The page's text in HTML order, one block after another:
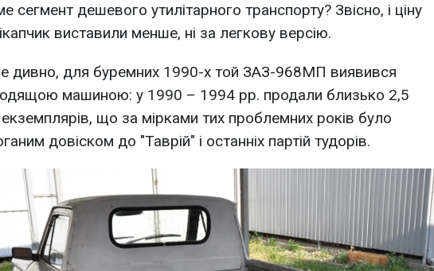
сегмент дешевого утилітарного транспорту? Звісно, і ціну
виставили менше, ні за легкову версію.
дивно, для буремних 1990-х той ЗАЗ-968МП виявився
машиною: у 1990 – 1994 рр. продали близько 2,5
що за мірками тих проблемних років було
довіском до "Таврій" і останніх партій тудорів.